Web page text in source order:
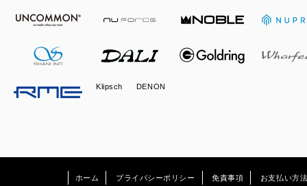
Klipsch DENON
ホーム プライバシーポリシー 免責事項
お支払い方